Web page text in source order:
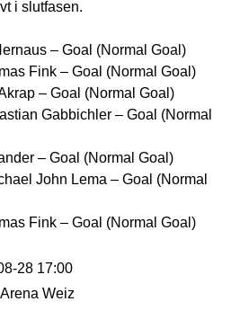
i slutfasen.
– Goal (Normal Goal)
Fink – Goal (Normal Goal)
– Goal (Normal Goal)
Gabbichler – Goal (Normal
– Goal (Normal Goal)
John Lema – Goal (Normal
Fink – Goal (Normal Goal)
28 17:00
Weiz